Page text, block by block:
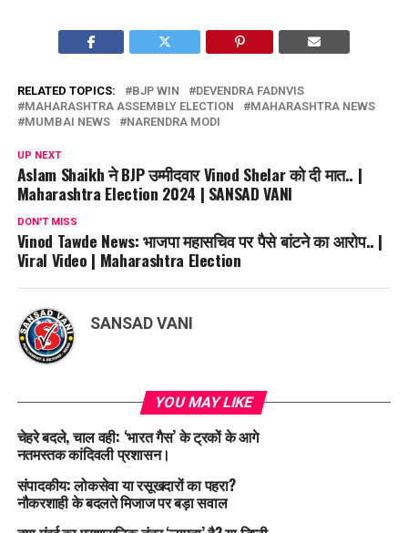
RELATED TOPICS: BJP WIN
DEVENDRA FADNVIS
MAHARASHTRA ASSEMBLY ELECTION
MAHARASHTRA NEWS
MUMBAI NEWS
NARENDRA MODI
UP NEXT
Aslam Shaikh ने BJP उम्मीदवार Vinod Shelar को दी मात.. |
Maharashtra Election 2024 | SANSAD VANI
DON'T MISS
Vinod Tawde News: भाजपा महासचिव पर पैसे बांटने का आरोप.. |
Viral Video | Maharashtra Election
SANSAD VANI
YOU MAY LIKE
चेहरे बदले, चाल वही: ‘भारत गैस’ के ट्रकों के आगे
नतमस्तक कांदिवली प्रशासन।
संपादकीय: लोकसेवा या रसूखदारों का पहरा?
नौकरशाही के बदलते मिजाज पर बड़ा सवाल